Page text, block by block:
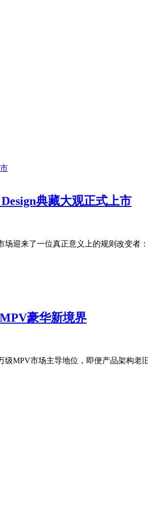
典藏大观正式上市
迎来了一位真正意义上的规则改变者：
豪华新境界
MPV市场主导地位，即便产品架构老